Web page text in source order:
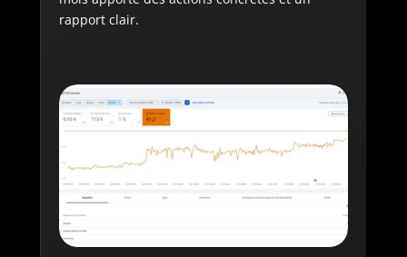
rapport clair.